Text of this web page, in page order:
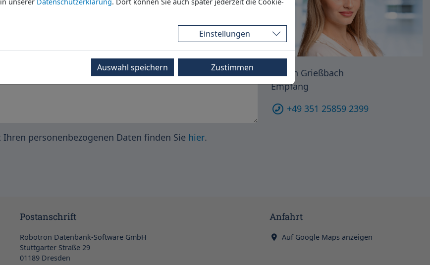
Kristin Grießbach
Empfang
+49 351 25859 2399
personenbezogenen Daten finden Sie hier.
Postanschrift
Robotron Datenbank-Software GmbH
Stuttgarter Straße 29
01189 Dresden
Anfahrt
Auf Google Maps anzeigen
Einstellungen
Auswahl speichern Zustimmen